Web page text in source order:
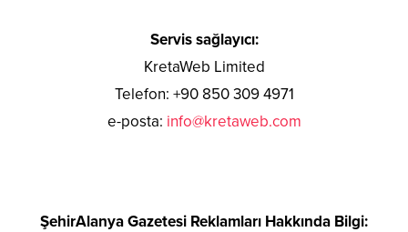
Servis sağlayıcı:
KretaWeb Limited
Telefon: +90 850 309 4971
e-posta: info@kretaweb.com
ŞehirAlanya Gazetesi Reklamları Hakkında Bilgi: